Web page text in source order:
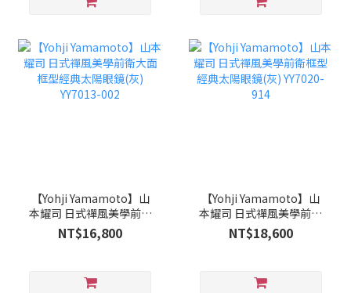
【Yohji Yamamoto】山
本耀司 日式禪風美學前衛
大面框型經典太陽眼鏡(灰)
YY7013-002
NT$16,800
【Yohji Yamamoto】山
本耀司 日式禪風美學前衛
框型經典太陽眼鏡(灰)
YY7020-914
NT$18,600